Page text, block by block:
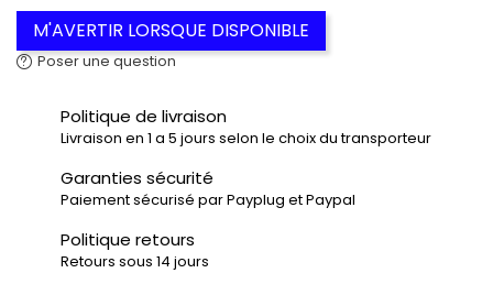
M'AVERTIR LORSQUE DISPONIBLE
Poser une question
Politique de livraison
Livraison en 1 a 5 jours selon le choix du transporteur
Garanties sécurité
Paiement sécurisé par Payplug et Paypal
Politique retours
Retours sous 14 jours